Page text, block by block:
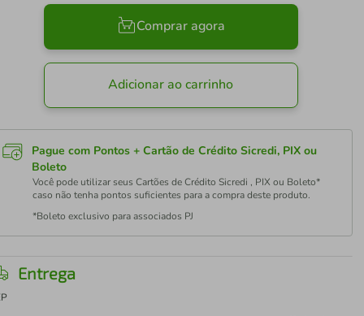
Comprar agora
Adicionar ao carrinho
Pague com Pontos + Cartão de Crédito Sicredi, PIX ou
Boleto
Você pode utilizar seus Cartões de Crédito Sicredi , PIX ou Boleto*
caso não tenha pontos suficientes para a compra deste produto.
*Boleto exclusivo para associados PJ
Entrega